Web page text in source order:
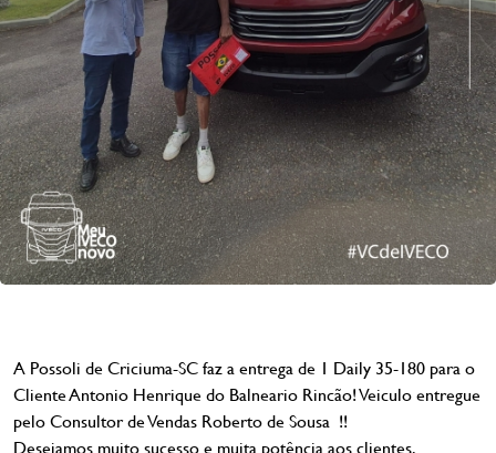
A Possoli de Criciuma-SC faz a entrega de 1 Daily 35-180 para o
Cliente Antonio Henrique do Balneario Rincão! Veiculo entregue
pelo Consultor de Vendas Roberto de Sousa !!
Desejamos muito sucesso e muita potência aos clientes.